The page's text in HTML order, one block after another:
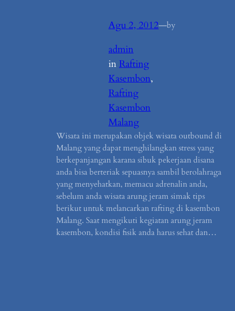
Agu 2, 2012—by
admin
in Rafting
Kasembon
Rafting
Kasembon
Malang
Wisata ini merupakan objek wisata outbound di
Malang yang dapat menghilangkan stress yang
berkepanjangan karana sibuk pekerjaan disana
anda bisa berteriak sepuasnya sambil berolahraga
yang menyehatkan, memacu adrenalin anda,
sebelum anda wisata arung jeram simak tips
berikut untuk melancarkan rafting di kasembon
Malang. Saat mengikuti kegiatan arung jeram
kasembon, kondisi fisik anda harus sehat dan…